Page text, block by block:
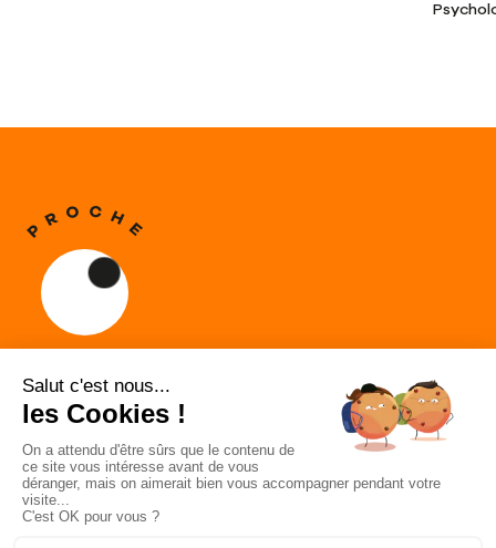
Proche,
une collection de livres
à garder près de soi.
Qui sommes-nous ?